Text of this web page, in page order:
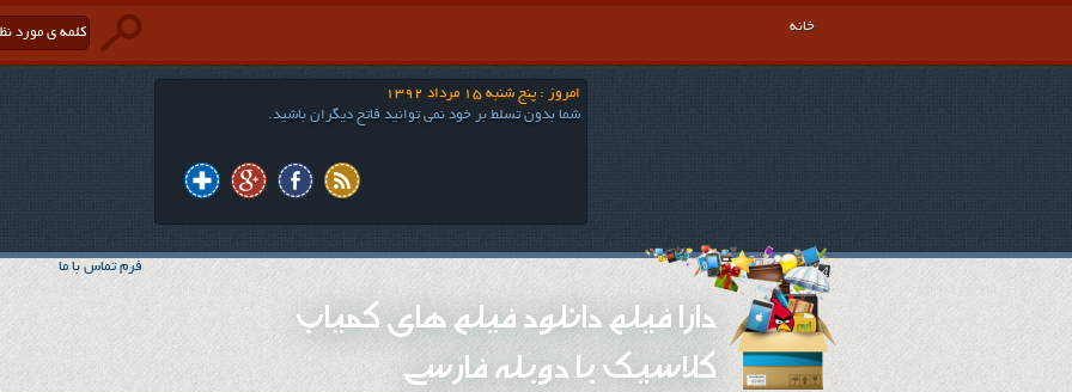
خانه
امروز : پنج شنبه 15 مرداد 1392
شما بدون تسلط بر خود نمی توانید فاتح دیگران باشید.
دارا فیلم دانلود فیلم های کمیاب
کلاسیک با دوبله فارسی
فرم تماس با ما